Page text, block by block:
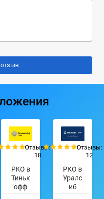
Отзывы:
18
РКО в
Тиньк
офф
Отзывы:
12
РКО в
Уралс
иб